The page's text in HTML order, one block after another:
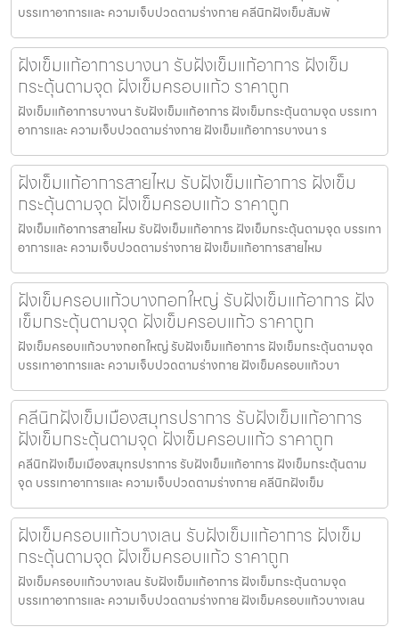
บรรเทาอาการและ ความเจ็บปวดตามร่างกาย คลีนิกฝังเข็มสัมพั
ฝังเข็มแก้อาการบางนา รับฝังเข็มแก้อาการ ฝังเข็ม
กระตุ้นตามจุด ฝังเข็มครอบแก้ว ราคาถูก
ฝังเข็มแก้อาการบางนา รับฝังเข็มแก้อาการ ฝังเข็มกระตุ้นตามจุด บรรเทา
อาการและ ความเจ็บปวดตามร่างกาย ฝังเข็มแก้อาการบางนา ร
ฝังเข็มแก้อาการสายไหม รับฝังเข็มแก้อาการ ฝังเข็ม
กระตุ้นตามจุด ฝังเข็มครอบแก้ว ราคาถูก
ฝังเข็มแก้อาการสายไหม รับฝังเข็มแก้อาการ ฝังเข็มกระตุ้นตามจุด บรรเทา
อาการและ ความเจ็บปวดตามร่างกาย ฝังเข็มแก้อาการสายไหม
ฝังเข็มครอบแก้วบางกอกใหญ่ รับฝังเข็มแก้อาการ ฝัง
เข็มกระตุ้นตามจุด ฝังเข็มครอบแก้ว ราคาถูก
ฝังเข็มครอบแก้วบางกอกใหญ่ รับฝังเข็มแก้อาการ ฝังเข็มกระตุ้นตามจุด
บรรเทาอาการและ ความเจ็บปวดตามร่างกาย ฝังเข็มครอบแก้วบา
คลีนิกฝังเข็มเมืองสมุทรปราการ รับฝังเข็มแก้อาการ
ฝังเข็มกระตุ้นตามจุด ฝังเข็มครอบแก้ว ราคาถูก
คลีนิกฝังเข็มเมืองสมุทรปราการ รับฝังเข็มแก้อาการ ฝังเข็มกระตุ้นตาม
จุด บรรเทาอาการและ ความเจ็บปวดตามร่างกาย คลีนิกฝังเข็ม
ฝังเข็มครอบแก้วบางเลน รับฝังเข็มแก้อาการ ฝังเข็ม
กระตุ้นตามจุด ฝังเข็มครอบแก้ว ราคาถูก
ฝังเข็มครอบแก้วบางเลน รับฝังเข็มแก้อาการ ฝังเข็มกระตุ้นตามจุด
บรรเทาอาการและ ความเจ็บปวดตามร่างกาย ฝังเข็มครอบแก้วบางเลน